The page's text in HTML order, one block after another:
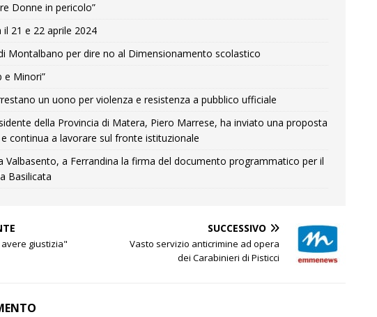
Donne in pericolo”
21 e 22 aprile 2024
Montalbano per dire no al Dimensionamento scolastico
e Minori”
un uono per violenza e resistenza a pubblico ufficiale
della Provincia di Matera, Piero Marrese, ha inviato una proposta
continua a lavorare sul fronte istituzionale
Valbasento, a Ferrandina la firma del documento programmatico per il
Basilicata
giustizia"
SUCCESSIVO
Vasto servizio anticrimine ad opera
dei Carabinieri di Pisticci